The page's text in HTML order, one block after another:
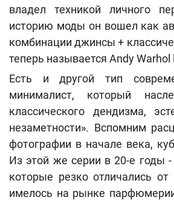
владел техникой личного
историю моды он вошел как
комбинации джинсы +
теперь называется Andy Warhol
Есть и другой тип
минималист, который
классического дендизма,
незаметности». Вспомним
фотографии в начале века,
Из этой же серии в 20-е годы
которые резко отличались от
имелось на рынке